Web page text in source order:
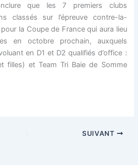
que les 7 premiers clubs
classés sur l’épreuve contre-la-
la Coupe de France qui aura lieu
en octobre prochain, auxquels
en D1 et D2 qualifiés d’office :
filles) et Team Tri Baie de Somme
SUIVANT